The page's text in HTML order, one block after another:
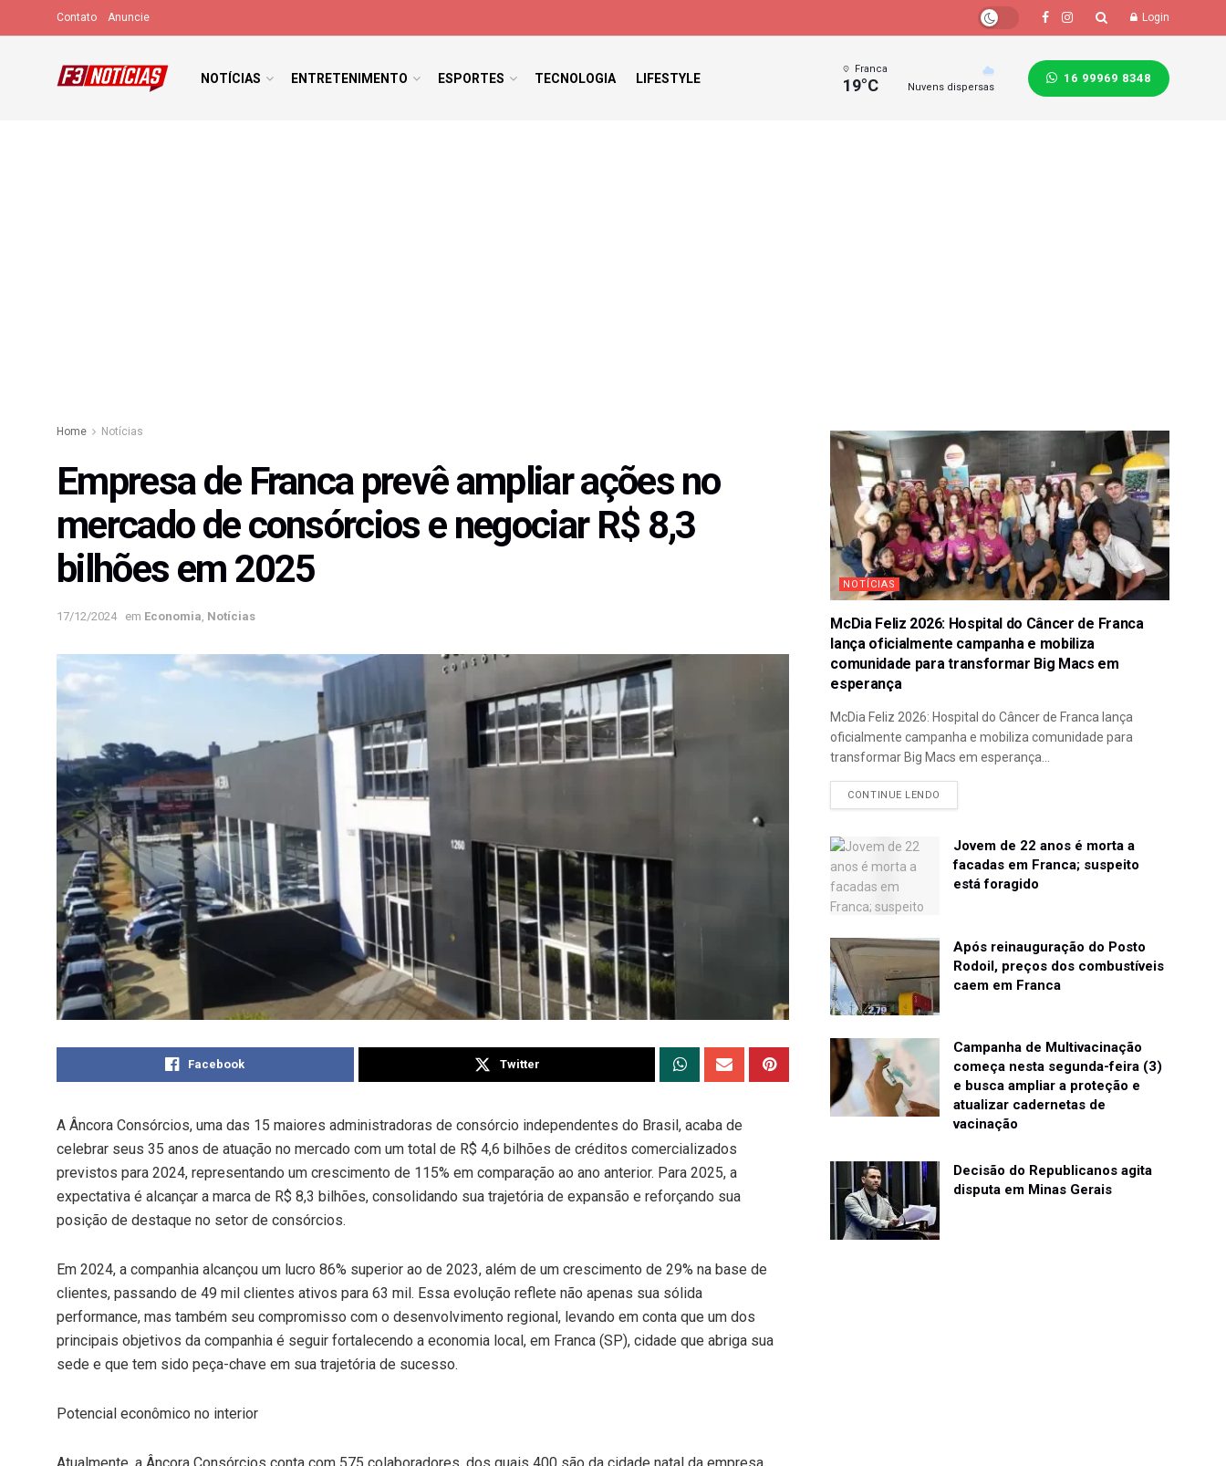
Contato Anuncie Login
NOTÍCIAS ENTRETENIMENTO ESPORTES TECNOLOGIA LIFESTYLE
Franca
19°C Nuvens dispersas
16 99969 8348
Home Notícias
Empresa de Franca prevê ampliar ações no
mercado de consórcios e negociar R$ 8,3
bilhões em 2025
17/12/2024 em Economia Notícias
Facebook Twitter
A Âncora Consórcios, uma das 15 maiores administradoras de consórcio independentes do Brasil, acaba de
celebrar seus 35 anos de atuação no mercado com um total de R$ 4,6 bilhões de créditos comercializados
previstos para 2024, representando um crescimento de 115% em comparação ao ano anterior. Para 2025, a
expectativa é alcançar a marca de R$ 8,3 bilhões, consolidando sua trajetória de expansão e reforçando sua
posição de destaque no setor de consórcios.
Em 2024, a companhia alcançou um lucro 86% superior ao de 2023, além de um crescimento de 29% na base de
clientes, passando de 49 mil clientes ativos para 63 mil. Essa evolução reflete não apenas sua sólida
performance, mas também seu compromisso com o desenvolvimento regional, levando em conta que um dos
principais objetivos da companhia é seguir fortalecendo a economia local, em Franca (SP), cidade que abriga sua
sede e que tem sido peça-chave em sua trajetória de sucesso.
Potencial econômico no interior
NOTÍCIAS
McDia Feliz 2026: Hospital do Câncer de Franca
lança oficialmente campanha e mobiliza
comunidade para transformar Big Macs em
esperança
McDia Feliz 2026: Hospital do Câncer de Franca lança
oficialmente campanha e mobiliza comunidade para
transformar Big Macs em esperança...
CONTINUE LENDO
Jovem de 22 anos é morta a
facadas em Franca; suspeito
está foragido
Após reinauguração do Posto
Rodoil, preços dos combustíveis
caem em Franca
Campanha de Multivacinação
começa nesta segunda-feira (3)
e busca ampliar a proteção e
atualizar cadernetas de
vacinação
Decisão do Republicanos agita
disputa em Minas Gerais